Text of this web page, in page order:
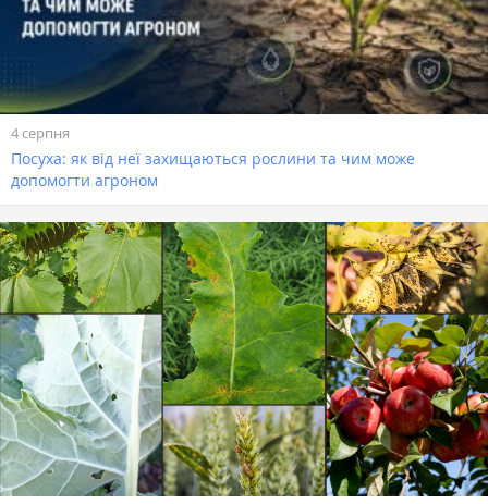
4 серпня
Посуха: як від неї захищаються рослини та чим може
допомогти агроном